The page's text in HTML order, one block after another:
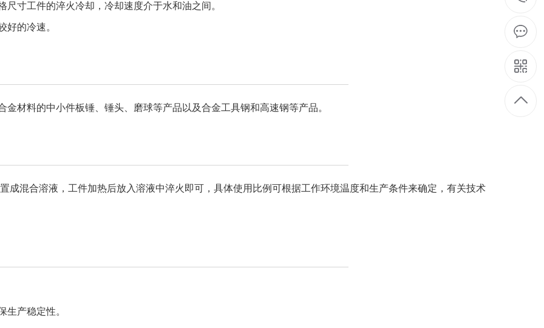
寸工件的淬火冷却，冷却速度介于水和油之间。
的冷速。
材料的中小件板锤、锤头、磨球等产品以及合金工具钢和高速钢等产品。
成混合溶液，工件加热后放入溶液中淬火即可，具体使用比例可根据工作环境温度和生产条件来确定，有关技术
产稳定性。